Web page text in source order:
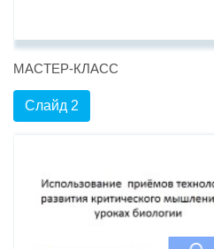
МАСТЕР-КЛАСС
Слайд 2